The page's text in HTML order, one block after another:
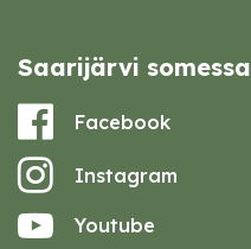
Saarijärvi somessa
Facebook
Instagram
Youtube